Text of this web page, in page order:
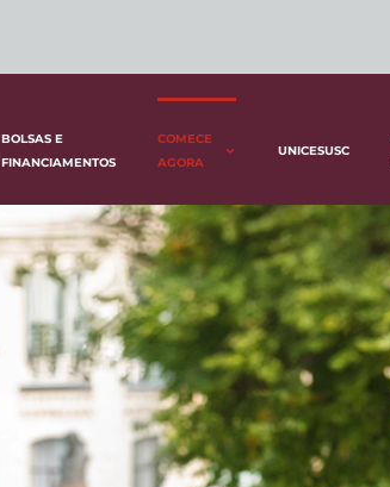
BOLSAS E
FINANCIAMENTOS
COMECE
AGORA
UNICESUSC